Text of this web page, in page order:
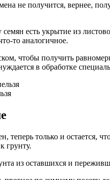
не получится, вернее,
есть укрытие из
то аналогичное.
чтобы получить
в обработке
теперь только и остается,
грунту.
из оставшихся и